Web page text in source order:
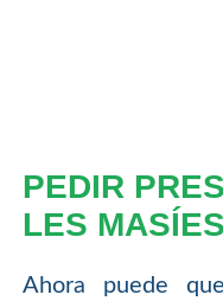
PEDIR
LES
Ahora puede